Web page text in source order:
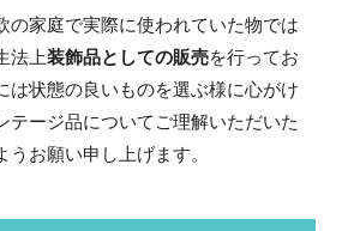
の家庭で実際に使われていた物では
法上装飾品としての販売を行ってお
は状態の良いものを選ぶ様に心がけ
テージ品についてご理解いただいた
うお願い申し上げます。